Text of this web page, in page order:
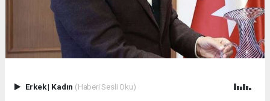
Erkek| Kadın (Haberi Sesli Oku)